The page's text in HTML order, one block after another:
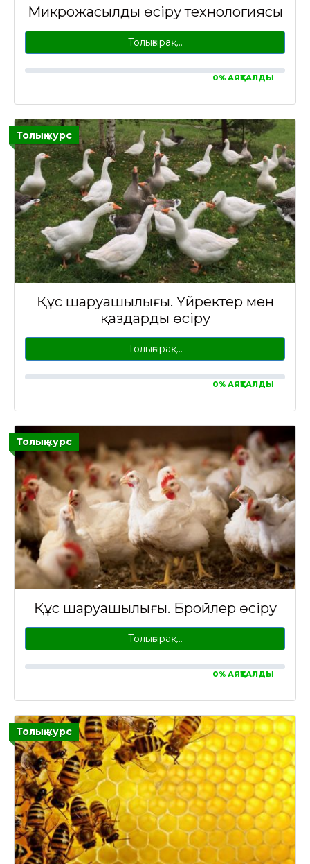
Микрожасылды өсіру технологиясы
Толығырақ…
0% АЯҚТАЛДЫ
Толық курс
Құс шаруашылығы. Үйректер мен
қаздарды өсіру
Толығырақ…
0% АЯҚТАЛДЫ
Толық курс
Құс шаруашылығы. Бройлер өсіру
Толығырақ…
0% АЯҚТАЛДЫ
Толық курс